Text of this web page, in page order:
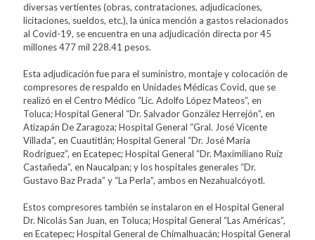
diversas vertientes (obras, contrataciones, adjudicaciones,
licitaciones, sueldos, etc.), la única mención a gastos relacionados
al Covid-19, se encuentra en una adjudicación directa por 45
millones 477 mil 228.41 pesos.
Esta adjudicación fue para el suministro, montaje y colocación de
compresores de respaldo en Unidades Médicas Covid, que se
realizó en el Centro Médico “Lic. Adolfo López Mateos”, en
Toluca; Hospital General “Dr. Salvador González Herrejón”, en
Atizapán De Zaragoza; Hospital General “Gral. José Vicente
Villada”, en Cuautitlán; Hospital General “Dr. José María
Rodríguez”, en Ecatepec; Hospital General “Dr. Maximiliano Ruíz
Castañeda”, en Naucalpan; y los hospitales generales “Dr.
Gustavo Baz Prada” y “La Perla”, ambos en Nezahualcóyotl.
Estos compresores también se instalaron en el Hospital General
Dr. Nicolás San Juan, en Toluca; Hospital General “Las Américas”,
en Ecatepec; Hospital General de Chimalhuacán; Hospital General